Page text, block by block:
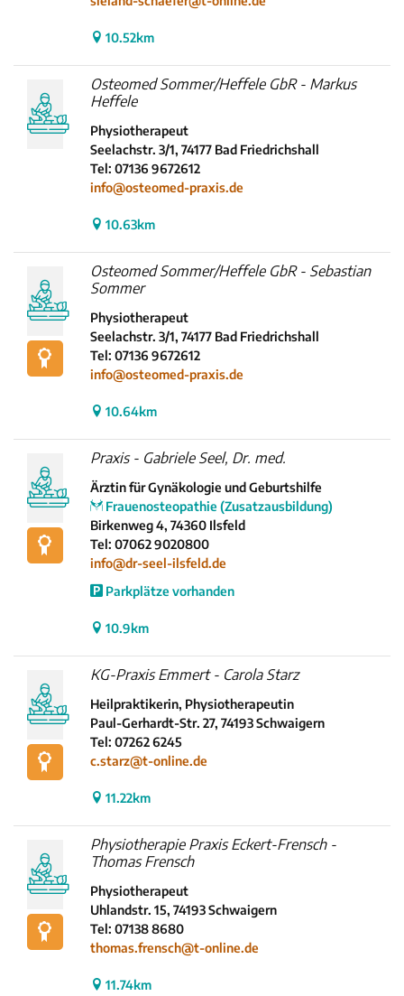
10.52km
Osteomed Sommer/Heffele GbR - Markus
Heffele
Physiotherapeut
Seelachstr. 3/1, 74177 Bad Friedrichshall
Tel: 07136 9672612
info@osteomed-praxis.de
10.63km
Osteomed Sommer/Heffele GbR - Sebastian
Sommer
Physiotherapeut
Seelachstr. 3/1, 74177 Bad Friedrichshall
Tel: 07136 9672612
info@osteomed-praxis.de
10.64km
Praxis - Gabriele Seel, Dr. med.
Ärztin für Gynäkologie und Geburtshilfe
Frauenosteopathie (Zusatzausbildung)
Birkenweg 4, 74360 Ilsfeld
Tel: 07062 9020800
info@dr-seel-ilsfeld.de
Parkplätze vorhanden
10.9km
KG-Praxis Emmert - Carola Starz
Heilpraktikerin, Physiotherapeutin
Paul-Gerhardt-Str. 27, 74193 Schwaigern
Tel: 07262 6245
c.starz@t-online.de
11.22km
Physiotherapie Praxis Eckert-Frensch -
Thomas Frensch
Physiotherapeut
Uhlandstr. 15, 74193 Schwaigern
Tel: 07138 8680
thomas.frensch@t-online.de
11.74km